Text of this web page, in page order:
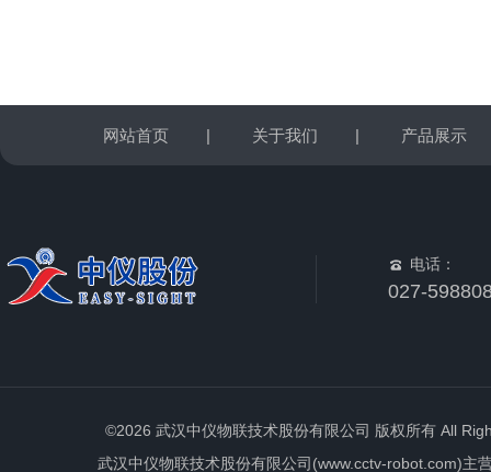
网站首页 | 关于我们 | 产品展示
电话：
027-
©2026 武汉中仪物联技术股份有限公司 版权所有 All
武汉中仪物联技术股份有限公司(www.cctv-robot.com)主